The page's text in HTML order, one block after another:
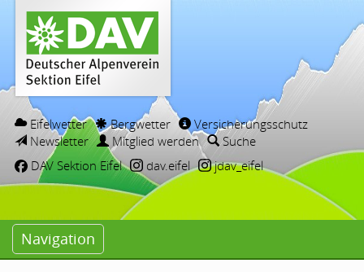
Eifelwetter Bergwetter
Versicherungsschutz
Newsletter
Mitglied werden
Suche
DAV Sektion Eifel
dav.eifel jdav_eifel
Navigation